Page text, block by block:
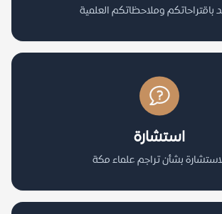
باقتراحاتكم وملاحظاتكم العلمية
استشارة
بشأن تراجم علماء مكة